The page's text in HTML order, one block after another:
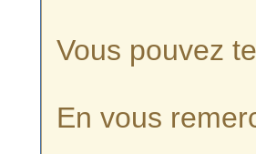
Vous pouvez
En vous